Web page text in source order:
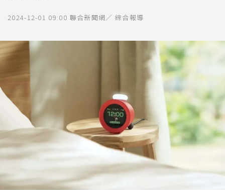
2024-12-01 09:00 聯合新聞網／ 綜合報導